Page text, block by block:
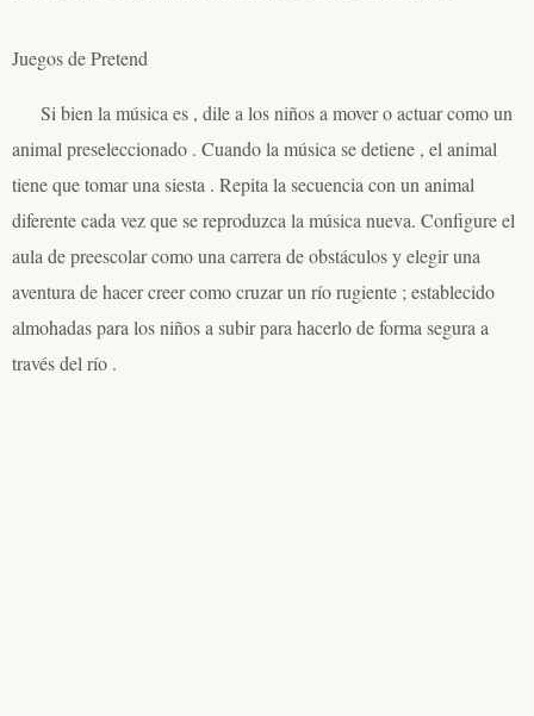
Juegos de Pretend
Si bien la música es , dile a los niños a mover o actuar como un
animal preseleccionado . Cuando la música se detiene , el animal
tiene que tomar una siesta . Repita la secuencia con un animal
diferente cada vez que se reproduzca la música nueva. Configure el
aula de preescolar como una carrera de obstáculos y elegir una
aventura de hacer creer como cruzar un río rugiente ; establecido
almohadas para los niños a subir para hacerlo de forma segura a
través del río .